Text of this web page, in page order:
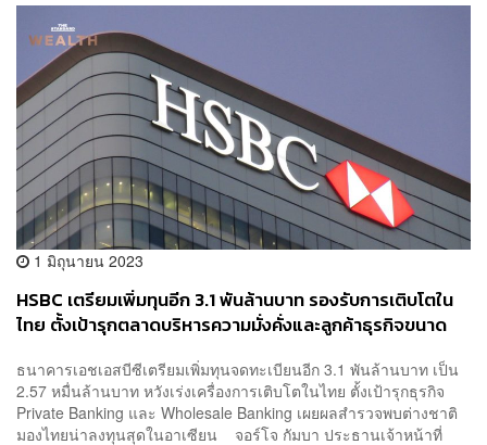
1 มิถุนายน 2023
HSBC เตรียมเพิ่มทุนอีก 3.1 พันล้านบาท รองรับการเติบโตใน
ไทย ตั้งเป้ารุกตลาดบริหารความมั่งคั่งและลูกค้าธุรกิจขนาด
ธนาคารเอชเอสบีซีเตรียมเพิ่มทุนจดทะเบียนอีก 3.1 พันล้านบาท เป็น
2.57 หมื่นล้านบาท หวังเร่งเครื่องการเติบโตในไทย ตั้งเป้ารุกธุรกิจ
Private Banking และ Wholesale Banking เผยผลสำรวจพบต่างชาติ
มองไทยน่าลงทุนสุดในอาเซียน จอร์โจ กัมบา ประธานเจ้าหน้าที่